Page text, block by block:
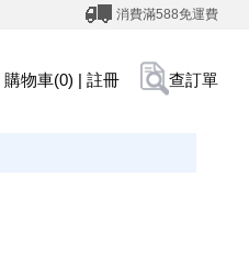
消費滿588免運費
購物車(0) | 註冊 查訂單